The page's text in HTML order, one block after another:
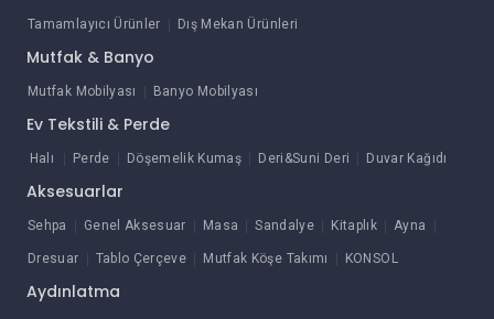
Tamamlayıcı Ürünler Dış Mekan Ürünleri
Mutfak & Banyo
Mutfak Mobilyası Banyo Mobilyası
Ev Tekstili & Perde
Halı Perde Döşemelik Kumaş Deri&Suni Deri Duvar Kağıdı
Aksesuarlar
Sehpa Genel Aksesuar Masa Sandalye Kitaplık Ayna
Dresuar Tablo Çerçeve Mutfak Köşe Takımı KONSOL
Aydınlatma